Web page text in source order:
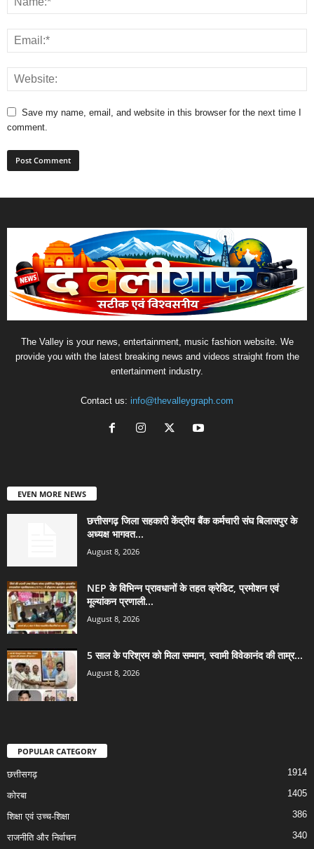
Save my name, email, and website in this browser for the next time I
comment.
The Valley is your news, entertainment, music fashion website. We
provide you with the latest breaking news and videos straight from the
entertainment industry.
Contact us: info@thevalleygraph.com
EVEN MORE NEWS
छत्तीसगढ़ जिला सहकारी केंद्रीय बैंक कर्मचारी संघ बिलासपुर के
अध्यक्ष भागवत...
August 8, 2026
NEP के विभिन्न प्रावधानों के तहत क्रेडिट, प्रमोशन एवं
मूल्यांकन प्रणाली...
August 8, 2026
5 साल के परिश्रम को मिला सम्मान, स्वामी विवेकानंद की ताम्र...
August 8, 2026
POPULAR CATEGORY
छत्तीसगढ़ 1914
कोरबा 1405
शिक्षा एवं उच्च-शिक्षा 386
राजनीति और निर्वाचन 340